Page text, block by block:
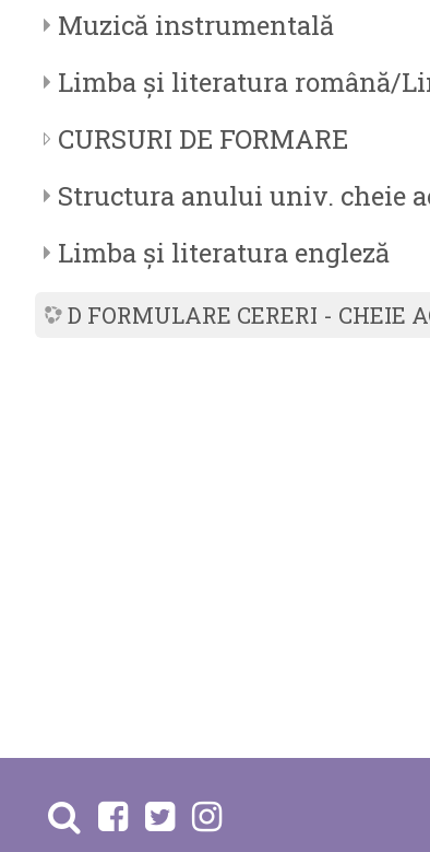
Muzică instrumentală
Limba și literatura română/
CURSURI DE FORMARE
Structura anului univ. cheie
Limba și literatura engleză
D FORMULARE CERERI - CHEIE